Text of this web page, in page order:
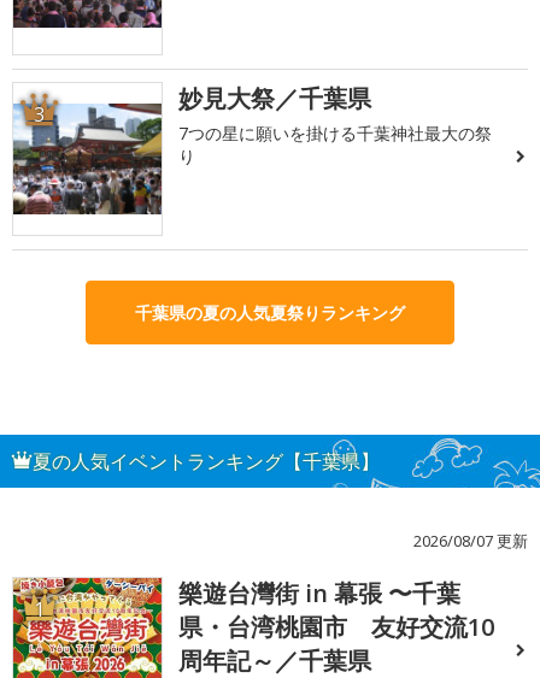
3 妙見大祭／千葉県
7つの星に願いを掛ける千葉神社最大の祭
り
千葉県の夏の人気夏祭りランキング
夏の人気イベントランキング【千葉県】
2026/08/07 更新
1
樂遊台灣街 in 幕張 〜千葉
県・台湾桃園市 友好交流10
周年記～／千葉県